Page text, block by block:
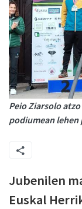
Peio Ziarsolo
podiumean
Jubenilen
Euskal